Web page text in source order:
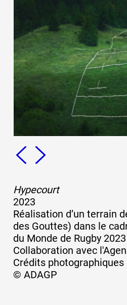
1%
Hypecourt
2023
Réalisation d’un terrain
des Gouttes) dans le
du Monde de Rugby 2023
Collaboration avec
Crédits photographiques
© ADAGP